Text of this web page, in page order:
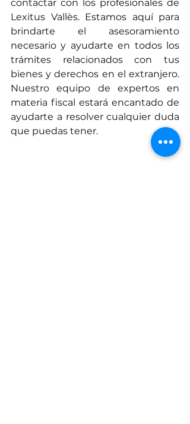
contactar con los profesionales de
Lexitus Vallès. Estamos aquí para
brindarte el asesoramiento
necesario y ayudarte en todos los
trámites relacionados con tus
bienes y derechos en el extranjero.
Nuestro equipo de expertos en
materia fiscal estará encantado de
ayudarte a resolver cualquier duda
que puedas tener.